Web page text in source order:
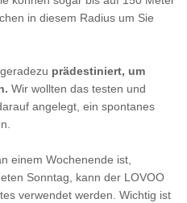
in diesem Radius um Sie
prädestiniert, um
Wir wollten das testen und
angelegt, ein spontanes
einem Wochenende ist,
Sonntag, kann der LOVOO
verwendet werden. Wichtig ist